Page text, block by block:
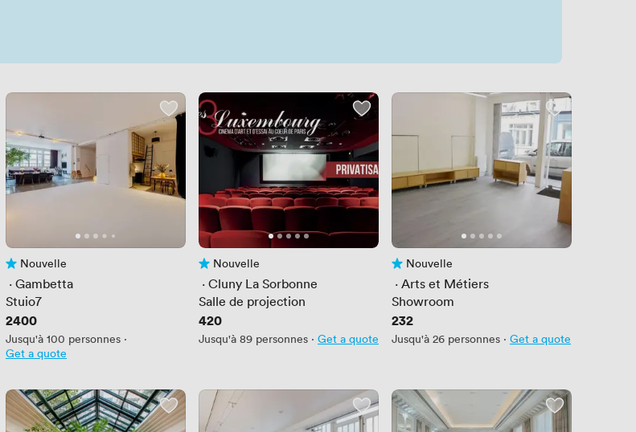
Pas encore d'avis
Nouvelle
· Gambetta
Stuio7
Prix
2400
Jusqu'à 100 personnes ·
Get a quote
Pas encore d'avis
Nouvelle
· Cluny La Sorbonne
Salle de projection
Prix
420
Jusqu'à 89 personnes · Get a quote
Pas encore d'avis
Nouvelle
· Arts et Métiers
Showroom
Prix
232
Jusqu'à 26 personnes · Get a quote